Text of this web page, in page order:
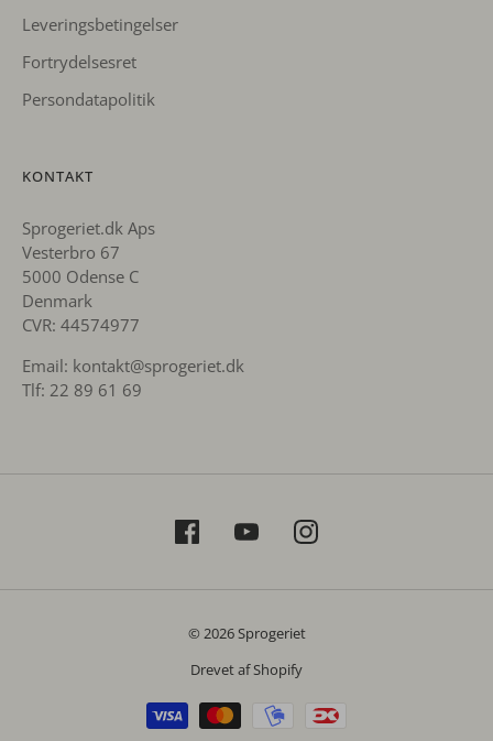
Leveringsbetingelser
Fortrydelsesret
Persondatapolitik
KONTAKT
Sprogeriet.dk Aps
Vesterbro 67
5000 Odense C
Denmark
CVR: 44574977
Email: kontakt@sprogeriet.dk
Tlf: 22 89 61 69
© 2026 Sprogeriet
Drevet af Shopify